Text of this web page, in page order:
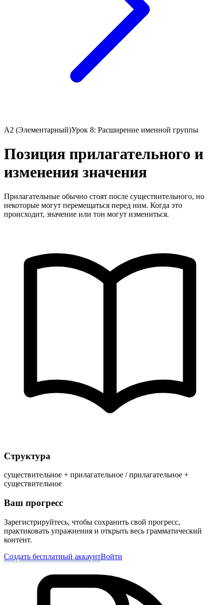
A2 (Элементарный)Урок 8: Расширение именной группы
Позиция прилагательного и
изменения значения
Прилагательные обычно стоят после существительного, но
некоторые могут перемещаться перед ним. Когда это
происходит, значение или тон могут измениться.
Структура
существительное + прилагательное / прилагательное +
существительное
Ваш прогресс
Зарегистрируйтесь, чтобы сохранить свой прогресс,
практиковать упражнения и открыть весь грамматический
контент.
Создать бесплатный аккаунтВойти